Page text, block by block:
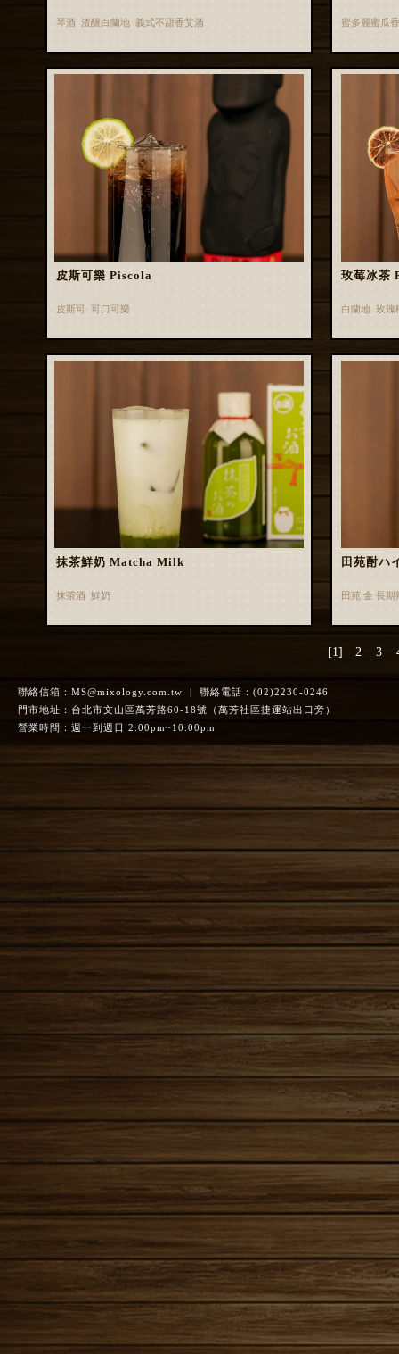
琴酒 渣釀白蘭地 義式不甜香艾酒 蜜多麗蜜瓜
皮斯可樂 Piscola
皮斯可 可口可樂
玫莓冰茶
白蘭地 玫瑰
抹茶鮮奶 Matcha Milk
抹茶酒 鮮奶
田苑酎ハ
田苑 金 長
[1] 2 3
聯絡信箱： MS@mixology.com.tw | 聯絡電話：(02)2230-0246
門市地址：台北市文山區萬芳路60-18號（萬芳社區捷運站出口旁）
營業時間：週一到週日 2:00pm~10:00pm